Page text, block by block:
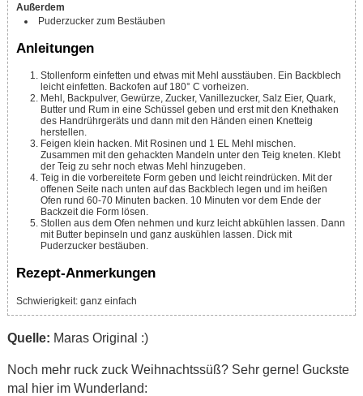
Außerdem
Puderzucker zum Bestäuben
Anleitungen
Stollenform einfetten und etwas mit Mehl ausstäuben. Ein Backblech
leicht einfetten. Backofen auf 180° C vorheizen.
Mehl, Backpulver, Gewürze, Zucker, Vanillezucker, Salz Eier, Quark,
Butter und Rum in eine Schüssel geben und erst mit den Knethaken
des Handrührgeräts und dann mit den Händen einen Knetteig
herstellen.
Feigen klein hacken. Mit Rosinen und 1 EL Mehl mischen.
Zusammen mit den gehackten Mandeln unter den Teig kneten. Klebt
der Teig zu sehr noch etwas Mehl hinzugeben.
Teig in die vorbereitete Form geben und leicht reindrücken. Mit der
offenen Seite nach unten auf das Backblech legen und im heißen
Ofen rund 60-70 Minuten backen. 10 Minuten vor dem Ende der
Backzeit die Form lösen.
Stollen aus dem Ofen nehmen und kurz leicht abkühlen lassen. Dann
mit Butter bepinseln und ganz auskühlen lassen. Dick mit
Puderzucker bestäuben.
Rezept-Anmerkungen
Schwierigkeit: ganz einfach
Quelle: Maras Original :)
Noch mehr ruck zuck Weihnachtssüß? Sehr gerne! Guckste
mal hier im Wunderland: